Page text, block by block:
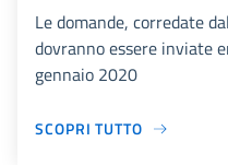
Le domande, corredate
dovranno essere inviate
gennaio 2020
SCOPRI TUTTO